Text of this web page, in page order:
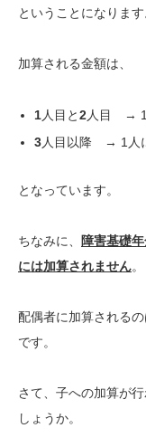
ということになります
加算される金額は、
1人目と2人目 → 1
3人目以降 → 1人
となっています。
ちなみに、
障害基礎
には加算されません。
配偶者に加算される
です。
さて、子への加算が
しょうか。